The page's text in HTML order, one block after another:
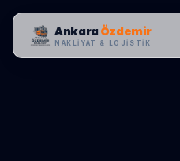
AnkaraÖzdemir
NAKLIYAT & LOJISTIK